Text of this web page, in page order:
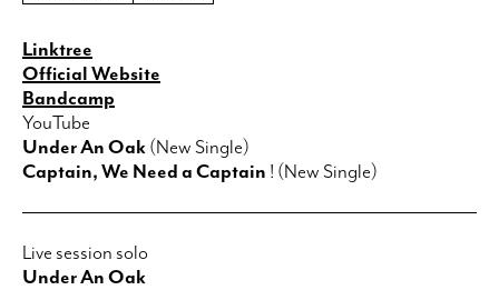
Linktree
Official Website
Bandcamp
YouTube
Under An Oak (New Single)
Captain, We Need a Captain ! (New Single)
Live session solo
Under An Oak